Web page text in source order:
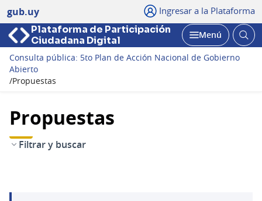
gub.uy Ingresar a la Plataforma
Plataforma de Participación
Ciudadana Digital
Abrir
Menú
Consulta pública: 5to Plan de Acción Nacional de Gobierno
Abierto
/Propuestas
Propuestas
Filtrar y buscar